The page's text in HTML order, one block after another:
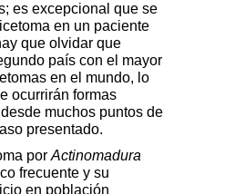
es excepcional que se
en un paciente
que olvidar que
país con el mayor
en el mundo, lo
ocurrirán formas
muchos puntos de
presentado.
por Actinomadura
frecuente y su
en población